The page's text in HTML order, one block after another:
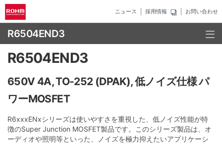
ニュース 採用情報 お問い合わせ
R6504END3
R6504END3
650V 4A, TO-252 (DPAK), 低ノイズ仕様 パ
ワーMOSFET
R6xxxENxシリーズは使いやすさを重視した、低ノイズ性能が特
徴のSuper Junction MOSFET製品です。このシリーズ製品は、オ
ーディオや照明等といった、ノイズを極力抑えたいアプリケーシ